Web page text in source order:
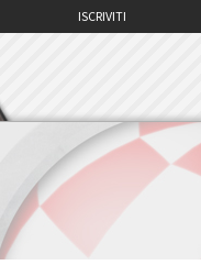
ISCRIVITI